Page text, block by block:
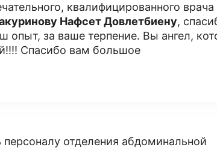
квалифицированного врача
Нафсет Довлетбиену,
за ваше терпение. Вы ангел,
Спасибо вам большое
отделения абдоминальной